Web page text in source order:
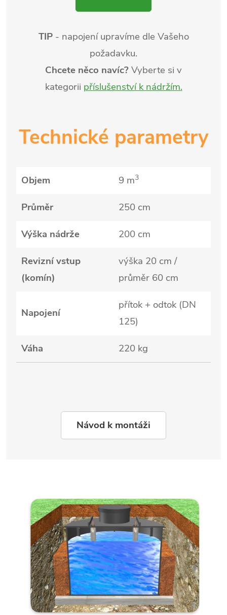
TIP- napojení upravíme dle Vašeho
požadavku.
Chcete něco navíc?Vyberte si v
kategorii příslušenství k nádržím.
Technické parametry
Objem 9 m3
Průměr 250 cm
Výška nádrže 200 cm
Revizní vstup
(komín)
výška 20 cm /
průměr 60 cm
Napojení
přítok + odtok (DN
125)
Váha 220 kg
Návod k montáži